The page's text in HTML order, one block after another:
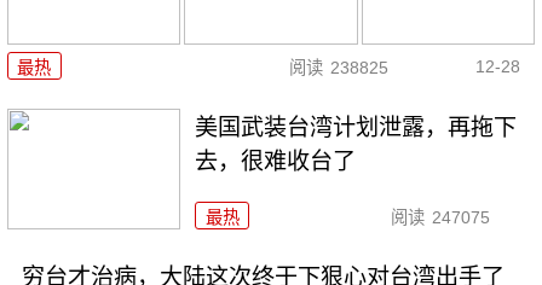
最热 阅读 238825 12-28
美国武装台湾计划泄露，再拖下
去，很难收台了
最热 阅读 247075
穷台才治病，大陆这次终于下狠心对台湾出手了